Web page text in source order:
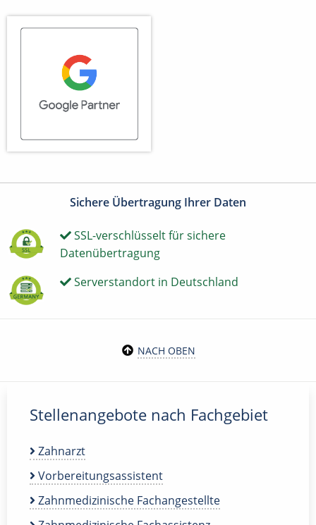
Sichere Übertragung Ihrer Daten
SSL-verschlüsselt für sichere
Datenübertragung
Serverstandort in Deutschland
NACH OBEN
Stellenangebote nach Fachgebiet
Zahnarzt
Vorbereitungsassistent
Zahnmedizinische Fachangestellte